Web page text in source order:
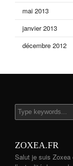
mai 2013
janvier 2013
décembre 2012
ZOXEA.FR
Salut je suis